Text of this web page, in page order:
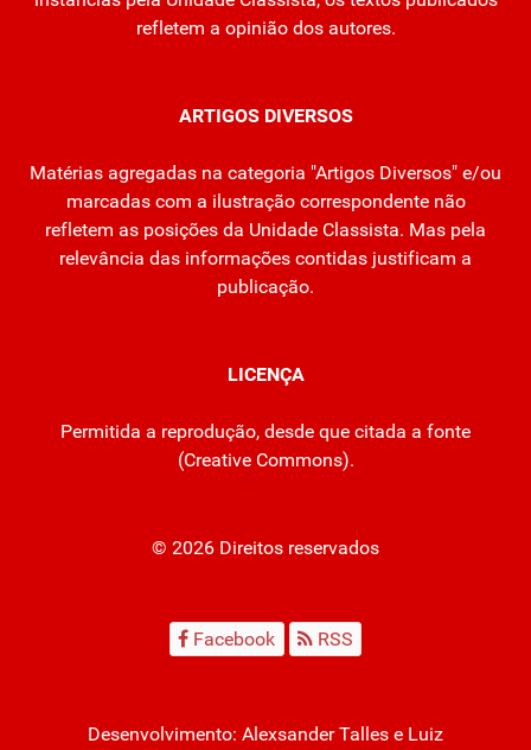
refletem a opinião dos autores.
ARTIGOS DIVERSOS
Matérias agregadas na categoria "Artigos Diversos" e/ou
marcadas com a ilustração correspondente não
refletem as posições da Unidade Classista. Mas pela
relevância das informações contidas justificam a
publicação.
LICENÇA
Permitida a reprodução, desde que citada a fonte
(Creative Commons).
© 2026 Direitos reservados
Facebook RSS
Desenvolvimento: Alexsander Talles e Luiz